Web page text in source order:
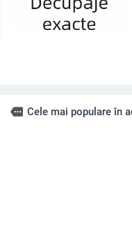
more Cele mai populare în